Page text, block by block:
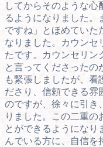
してからそのような心
るようになりました。
ですね」とほめていた
なりました。カウンセ
たです。カウンセリン
と言ってくださったの
も緊張しましたが、看
ださり、信頼できる雰
のですが、徐々に引き
りました。この二重の
とができるようになり
んでいる方に、自信を